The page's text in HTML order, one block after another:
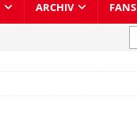
ARCHIV FANS